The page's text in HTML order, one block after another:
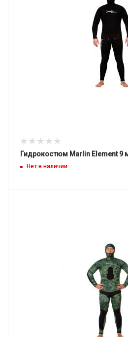
Гидрокостюм Marlin Element 9
Нет в наличии